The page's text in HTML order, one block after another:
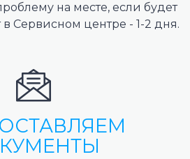
на месте, если будет
Сервисном центре - 1-2 дня.